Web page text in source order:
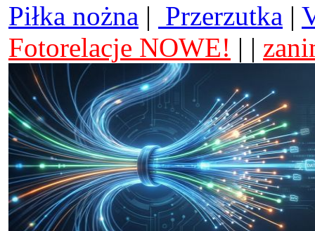
Piłka nożna | Przerzutka |
Fotorelacje NOWE! | |